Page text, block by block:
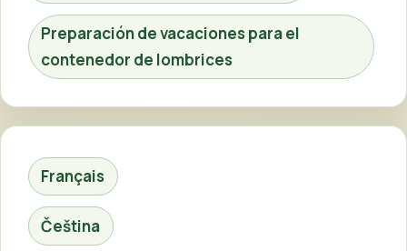
Preparación de vacaciones para el
contenedor de lombrices
Français
Čeština